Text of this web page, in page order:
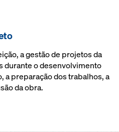
a gestão de projetos da
durante o desenvolvimento
a preparação dos trabalhos, a
da obra.